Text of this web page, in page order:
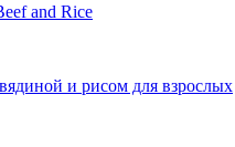
and Rice
и рисом для взрослых